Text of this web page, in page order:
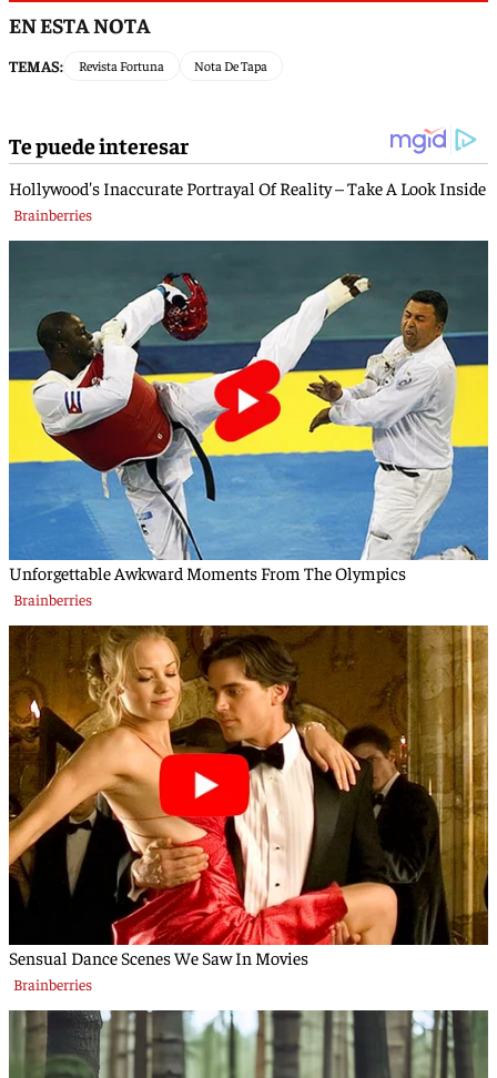
EN ESTA NOTA
TEMAS: Revista Fortuna Nota De Tapa